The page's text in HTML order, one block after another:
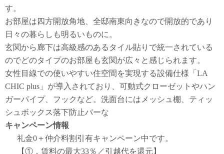
す。
お部屋は四方開放角地、全邸南東向きなので開放的であり
日々の暮らしも明るいものに。
玄関から廊下は高級感のあるタイル貼りで統一されている
のでどのタイプのお部屋も玄関が広々と感じられます。
女性目線での使いやすい住空間を実現する設備仕様「LA
CHIC plus」が導入されており、可動式クローゼットやハン
ガーパイプ、フックなど。洗面台にはメッシュ棚、ティッ
シュボックス落下防止バーな
キャンペーン情報
礼金0 ＋仲介料割引有キャンペーン中です。
【①．賃料の最大33％／引越代を還元】